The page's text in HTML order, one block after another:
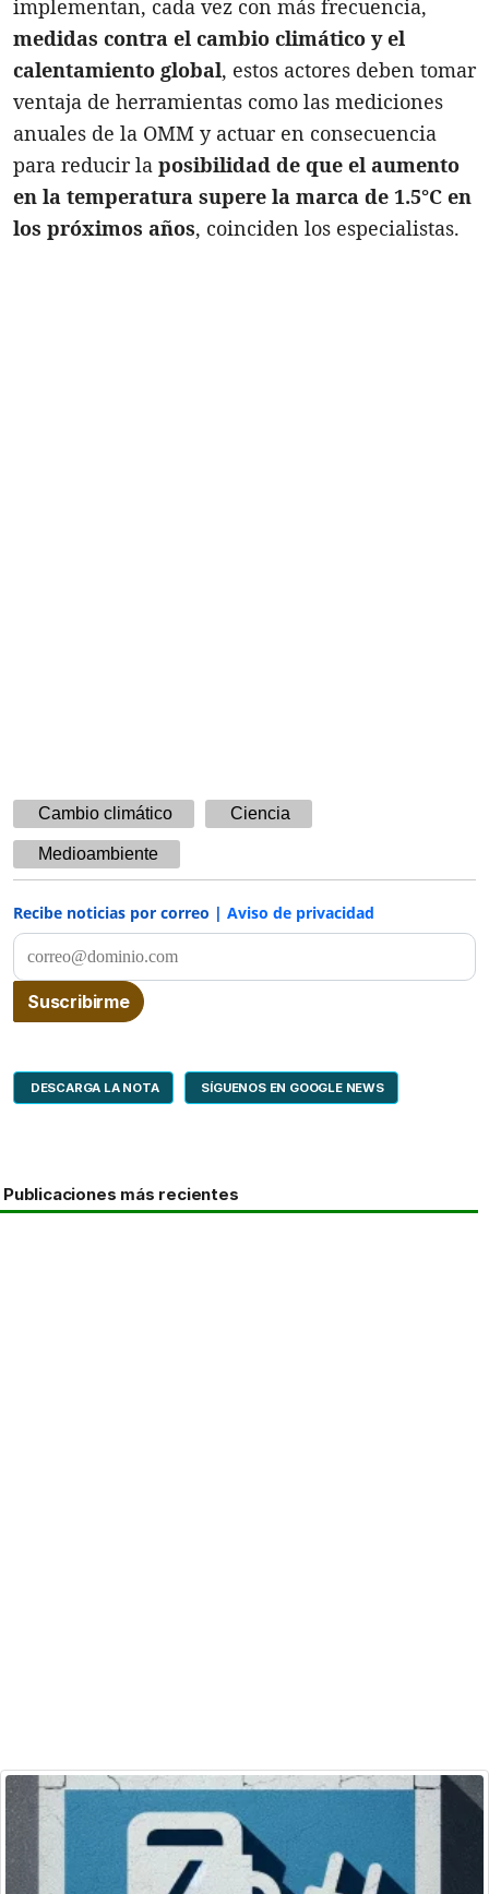
implementan, cada vez con más frecuencia,
medidas contra el cambio climático y el
calentamiento global, estos actores deben tomar
ventaja de herramientas como las mediciones
anuales de la OMM y actuar en consecuencia
para reducir la posibilidad de que el aumento
en la temperatura supere la marca de 1.5°C en
los próximos años, coinciden los especialistas.
Cambio climático Ciencia
Medioambiente
Recibe noticias por correo | Aviso de privacidad
DESCARGA LA NOTA SÍGUENOS EN GOOGLE NEWS
Publicaciones más recientes